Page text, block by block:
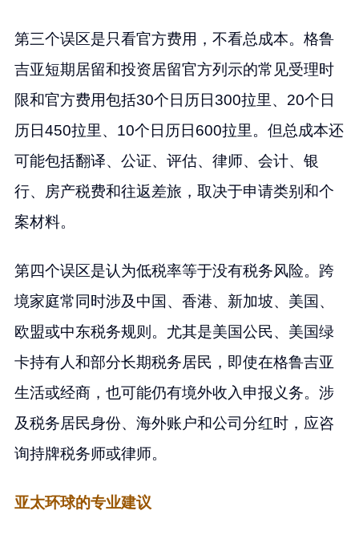
第三个误区是只看官方费用，不看总成本。格鲁
吉亚短期居留和投资居留官方列示的常见受理时
限和官方费用包括30个日历日300拉里、20个日
历日450拉里、10个日历日600拉里。但总成本还
可能包括翻译、公证、评估、律师、会计、银
行、房产税费和往返差旅，取决于申请类别和个
案材料。
第四个误区是认为低税率等于没有税务风险。跨
境家庭常同时涉及中国、香港、新加坡、美国、
欧盟或中东税务规则。尤其是美国公民、美国绿
卡持有人和部分长期税务居民，即使在格鲁吉亚
生活或经商，也可能仍有境外收入申报义务。涉
及税务居民身份、海外账户和公司分红时，应咨
询持牌税务师或律师。
亚太环球的专业建议